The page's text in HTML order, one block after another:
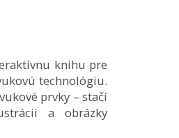
knihu pre
technológiu.
prvky – stačí
a obrázky